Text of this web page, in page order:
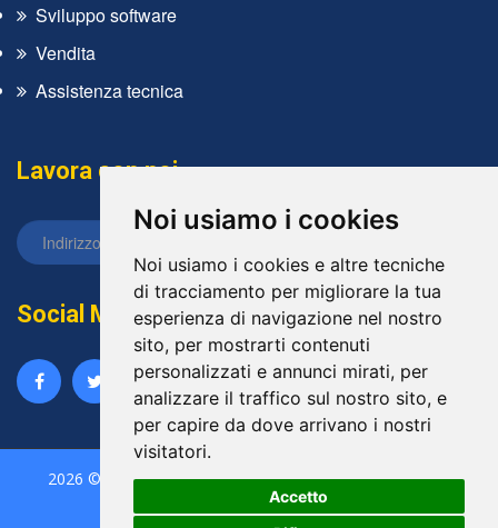
Noi usiamo i cookies
Noi usiamo i cookies e altre tecniche
di tracciamento per migliorare la tua
esperienza di navigazione nel nostro
sito, per mostrarti contenuti
personalizzati e annunci mirati, per
analizzare il traffico sul nostro sito, e
per capire da dove arrivano i nostri
visitatori.
Accetto
Sviluppo software
Vendita
Assistenza tecnica
Lavora con noi
Social Media
2026 © Tutti i diritti sono riservati daDoppioclick- P.IVA
02045320831 - Powered byViDa CMS